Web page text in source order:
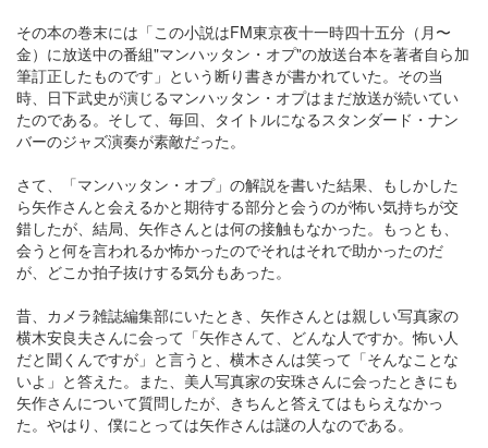
その本の巻末には「この小説はFM東京夜十一時四十五分（月〜
金）に放送中の番組"マンハッタン・オプ"の放送台本を著者自ら加
筆訂正したものです」という断り書きが書かれていた。その当
時、日下武史が演じるマンハッタン・オプはまだ放送が続いてい
たのである。そして、毎回、タイトルになるスタンダード・ナン
バーのジャズ演奏が素敵だった。
さて、「マンハッタン・オプ」の解説を書いた結果、もしかした
ら矢作さんと会えるかと期待する部分と会うのが怖い気持ちが交
錯したが、結局、矢作さんとは何の接触もなかった。もっとも、
会うと何を言われるか怖かったのでそれはそれで助かったのだ
が、どこか拍子抜けする気分もあった。
昔、カメラ雑誌編集部にいたとき、矢作さんとは親しい写真家の
横木安良夫さんに会って「矢作さんて、どんな人ですか。怖い人
だと聞くんですが」と言うと、横木さんは笑って「そんなことな
いよ」と答えた。また、美人写真家の安珠さんに会ったときにも
矢作さんについて質問したが、きちんと答えてはもらえなかっ
た。やはり、僕にとっては矢作さんは謎の人なのである。